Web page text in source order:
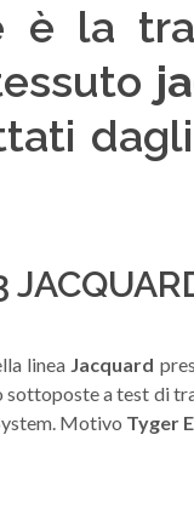
è la
linea Jacquard
a test di
Motivo Tyger